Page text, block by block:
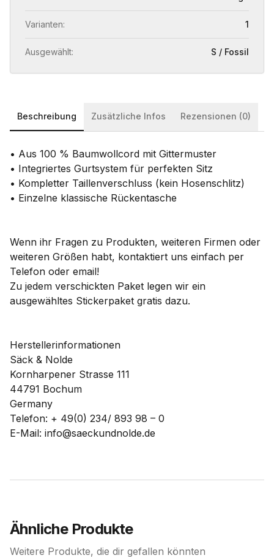
Varianten: 1
Ausgewählt: S / Fossil
Beschreibung Zusätzliche Infos Rezensionen (0)
• Aus 100 % Baumwollcord mit Gittermuster
• Integriertes Gurtsystem für perfekten Sitz
• Kompletter Taillenverschluss (kein Hosenschlitz)
• Einzelne klassische Rückentasche
Wenn ihr Fragen zu Produkten, weiteren Firmen oder
weiteren Größen habt, kontaktiert uns einfach per
Telefon oder email!
Zu jedem verschickten Paket legen wir ein
ausgewähltes Stickerpaket gratis dazu.
Herstellerinformationen
Säck & Nolde
Kornharpener Strasse 111
44791 Bochum
Germany
Telefon: + 49(0) 234/ 893 98 – 0
E-Mail: info@saeckundnolde.de
Ähnliche Produkte
Weitere Produkte, die dir gefallen könnten